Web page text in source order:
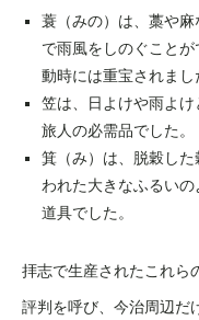
蓑（みの）は、藁や
で雨風をしのぐこと
動時には重宝されまし
笠は、日よけや雨よ
旅人の必需品でした。
箕（み）は、脱穀し
われた大きなふるい
道具でした。
拝志で生産されたこれら
評判を呼び、今治周辺だ